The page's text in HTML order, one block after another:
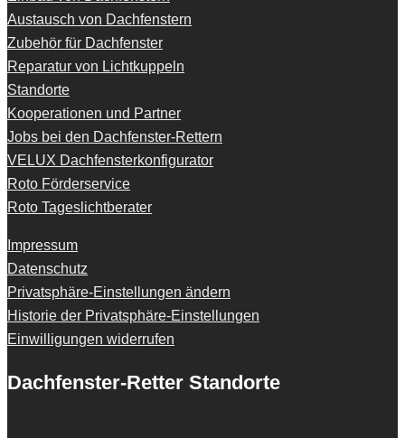
Austausch von Dachfenstern
Zubehör für Dachfenster
Reparatur von Lichtkuppeln
Standorte
Kooperationen und Partner
Jobs bei den Dachfenster-Rettern
VELUX Dachfensterkonfigurator
Roto Förderservice
Roto Tageslichtberater
Impressum
Datenschutz
Privatsphäre-Einstellungen ändern
Historie der Privatsphäre-Einstellungen
Einwilligungen widerrufen
Dachfenster-Retter Standorte